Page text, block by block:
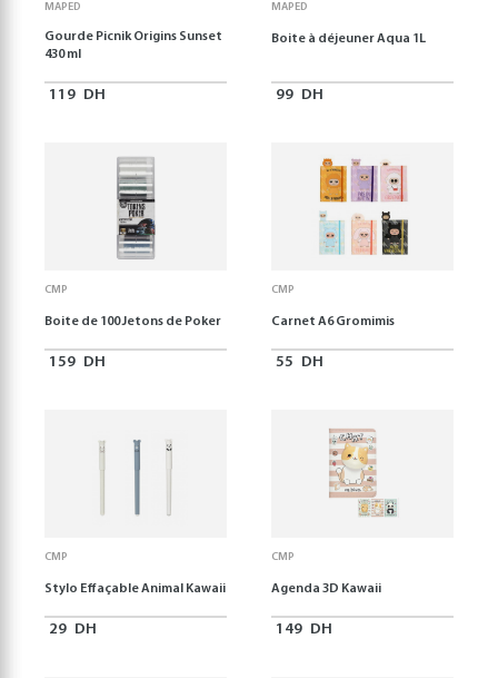
MAPED
Gourde Picnik Origins Sunset
430 ml
119 DH
MAPED
Boite à déjeuner Aqua 1L
99 DH
CMP
Boite de 100 Jetons de Poker
159 DH
CMP
Carnet A6 Gromimis
55 DH
CMP
Stylo Effaçable Animal Kawaii
29 DH
CMP
Agenda 3D Kawaii
149 DH